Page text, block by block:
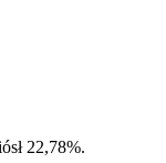
22,78%.